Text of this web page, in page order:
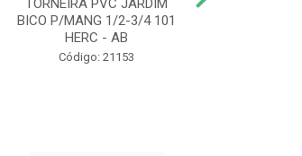
TORNEIRA PVC JARDIM
BICO P/MANG 1/2-3/4 101
HERC - AB
Código: 21153